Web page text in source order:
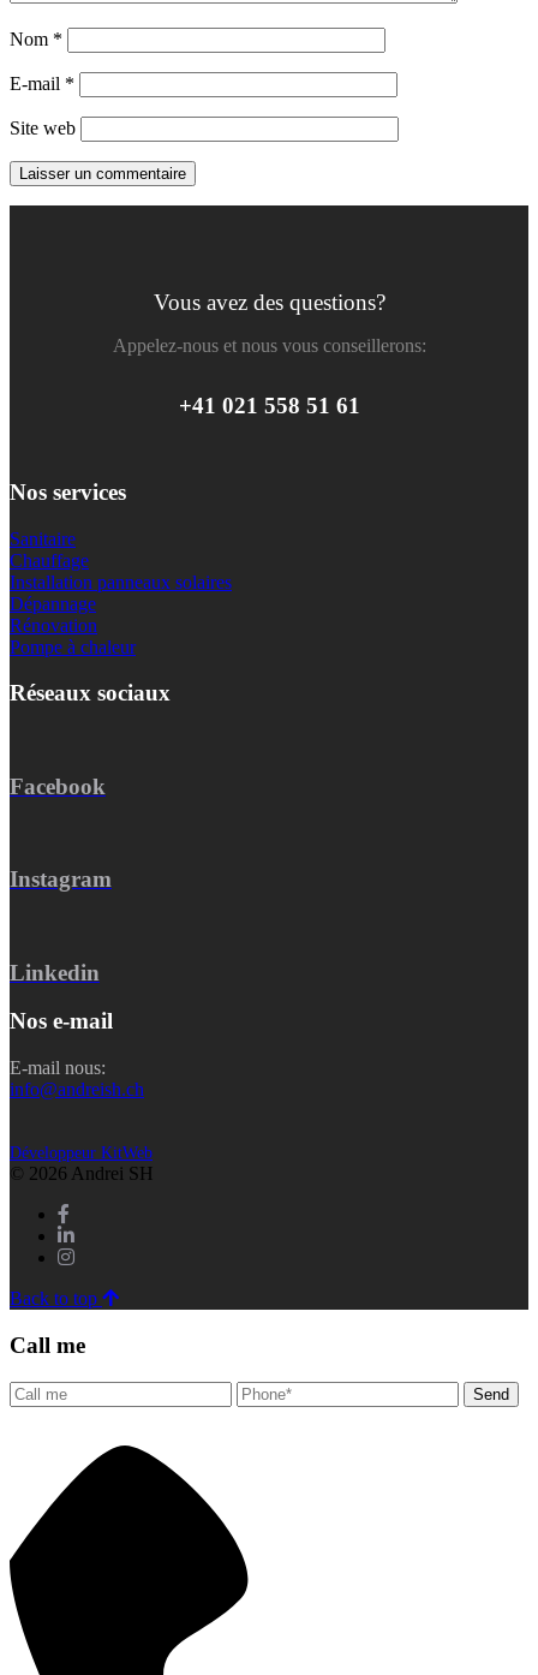
Nom *
E-mail *
Site web
Vous avez des questions?
Appelez-nous et nous vous conseillerons:
+41 021 558 51 61
Nos services
Sanitaire
Chauffage
Installation panneaux solaires
Dépannage
Rénovation
Pompe à chaleur
Réseaux sociaux
Facebook
Instagram
Linkedin
Nos e-mail
E-mail nous:
info@andreish.ch
Développeur KitWeb
© 2026 Andrei SH
Back to top
Call me
Send